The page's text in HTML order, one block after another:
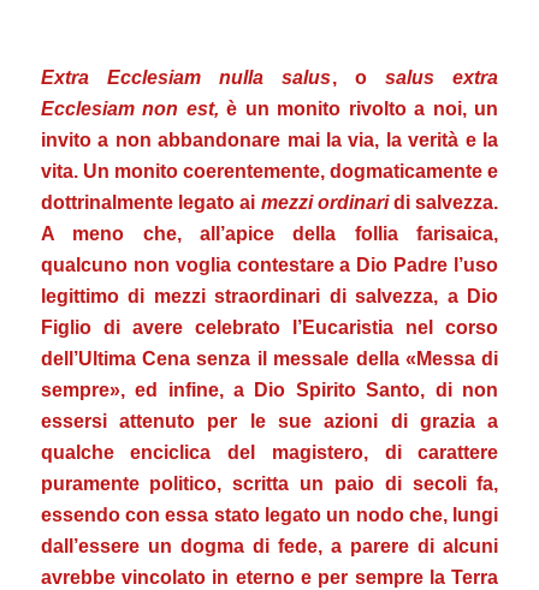
Extra Ecclesiam nulla salus, osalus extra
Ecclesiam non est, è un monito rivolto a noi, un
invito a non abbandonare mai la via, la verità e la
vita.Un monito coerentemente, dogmaticamente e
dottrinalmente legato ai mezzi ordinaridi salvezza.
A meno che, all’apice della follia farisaica,
qualcuno non voglia contestare a Dio Padre l’uso
legittimo di mezzi straordinari di salvezza, a Dio
Figlio di avere celebrato l’Eucaristia nel corso
dell’Ultima Cena senza il messale della «Messa di
sempre», ed infine, a Dio Spirito Santo, di non
essersi attenuto per le sue azioni di grazia a
qualche enciclica del magistero, di carattere
puramente politico, scritta un paio di secoli fa,
essendo con essa stato legato un nodo che, lungi
dall’essere un dogma di fede, a parere di alcuni
avrebbe vincolato in eterno e per sempre la Terra